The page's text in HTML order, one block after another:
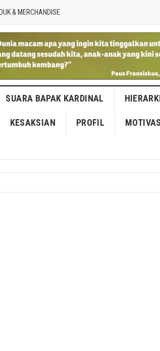
& MERCHANDISE
SUARA BAPAK KARDINAL
KESAKSIAN PROFIL